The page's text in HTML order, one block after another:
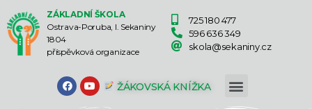
ZÁKLADNÍ ŠKOLA
Ostrava-Poruba, I. Sekaniny
1804
příspěvková organizace
725 180 477
596 636 349
skola@sekaniny.cz
ŽÁKOVSKÁ KNÍŽKA